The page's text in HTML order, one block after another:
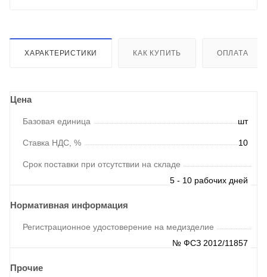
ХАРАКТЕРИСТИКИ КАК КУПИТЬ ОПЛАТА
Цена
Базовая единица шт
Ставка НДС, % 10
Срок поставки при отсутствии на складе
5 - 10 рабочих дней
Нормативная информация
Регистрационное удостоверение на медизделие
№ ФСЗ 2012/11857
Прочие